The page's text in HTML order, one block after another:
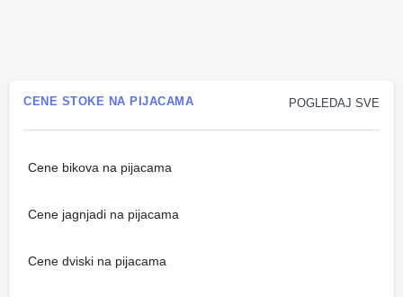
POGLEDAJ SVE
CENE STOKE NA PIJACAMA
Cene bikova na pijacama
Cene jagnjadi na pijacama
Cene dviski na pijacama